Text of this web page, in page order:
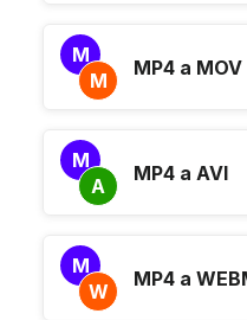
M
M
MP4 a MOV
M
A
MP4 a AVI
M
W
MP4 a